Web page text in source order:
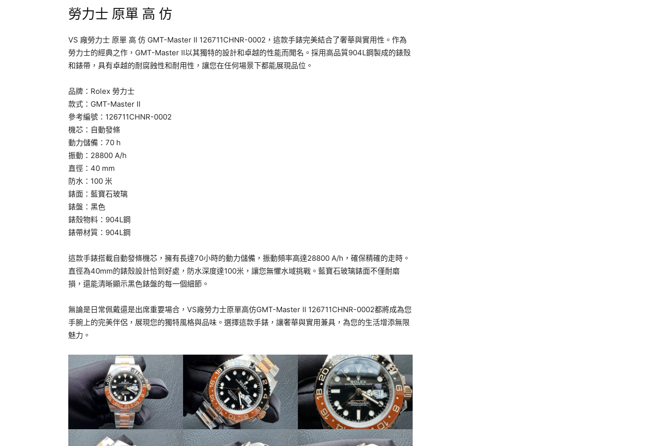
勞力士 原單 高 仿
VS 廠勞力士 原單 高 仿 GMT-Master II 126711CHNR-0002，這款手錶完美結合了奢華與實用性。作為
勞力士的經典之作，GMT-Master II以其獨特的設計和卓越的性能而聞名。採用高品質904L鋼製成的錶殼
和錶帶，具有卓越的耐腐蝕性和耐用性，讓您在任何場景下都能展現品位。
品牌：Rolex 勞力士
款式：GMT-Master II
參考編號：126711CHNR-0002
機芯：自動發條
動力儲備：70 h
振動：28800 A/h
直徑：40 mm
防水：100 米
錶面：藍寶石玻璃
錶盤：黑色
錶殼物料：904L鋼
錶帶材質：904L鋼
這款手錶搭載自動發條機芯，擁有長達70小時的動力儲備，振動頻率高達28800 A/h，確保精確的走時。
直徑為40mm的錶殼設計恰到好處，防水深度達100米，讓您無懼水域挑戰。藍寶石玻璃錶面不僅耐磨
損，還能清晰顯示黑色錶盤的每一個細節。
無論是日常佩戴還是出席重要場合，VS廠勞力士原單高仿GMT-Master II 126711CHNR-0002都將成為您
手腕上的完美伴侶，展現您的獨特風格與品味。選擇這款手錶，讓奢華與實用兼具，為您的生活增添無限
魅力。